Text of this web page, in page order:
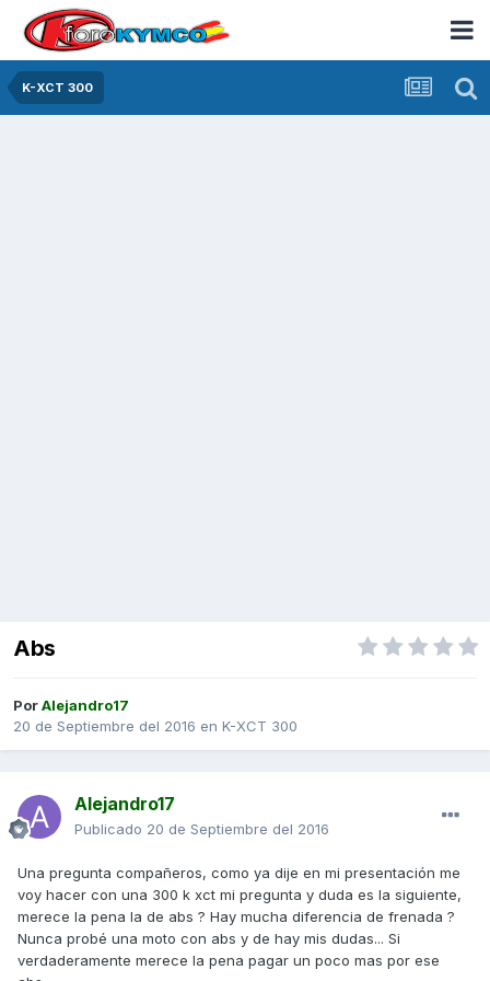
K-XCT 300
Abs
PorAlejandro17
20 de Septiembre del 2016 en K-XCT 300
Alejandro17
Publicado 20 de Septiembre del 2016
Una pregunta compañeros, como ya dije en mi presentación me
voy hacer con una 300 k xct mi pregunta y duda es la siguiente,
merece la pena la de abs ? Hay mucha diferencia de frenada ?
Nunca probé una moto con abs y de hay mis dudas... Si
verdaderamente merece la pena pagar un poco mas por ese